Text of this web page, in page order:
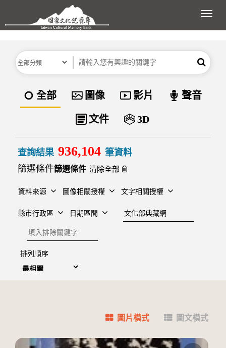
跳到主要內容區塊
展
分類 關鍵字 搜尋
資料類型
全部 圖像 影片 聲音
文件 3D
查詢結果 936,104 筆資料
篩選條件
清除全部
資料來源 圖像相關授權 文字相關授權
縣市行政區 日期區間
建檔單位
排除關鍵字
排列順序
圖片模式 圖文模式